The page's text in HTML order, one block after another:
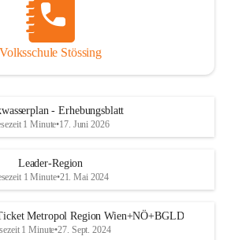
Volksschule Stössing
- Erhebungsblatt
1 Minute•17. Juni 2026
Leader-Region
1 Minute•21. Mai 2024
Metropol Region Wien+NÖ+BGLD
1 Minute•27. Sept. 2024